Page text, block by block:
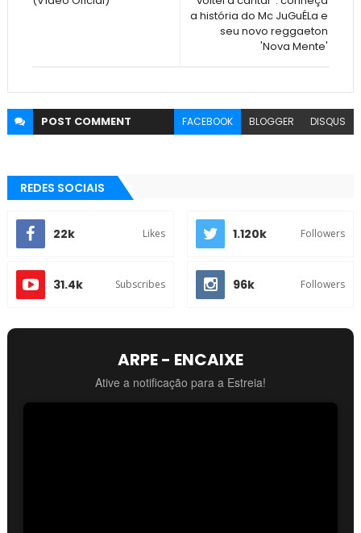
a história do Mc JuGuÉLa e
seu novo reggaeton
'Nova Mente'
POST COMMENT FACEBOOK BLOGGER DISQUS
REDES SOCIAIS
22k Likes 1.120k Followers
31.4k Subscribes 96k Followers
ARPE - ENCAIXE
Ative a notificação para a Estreia!